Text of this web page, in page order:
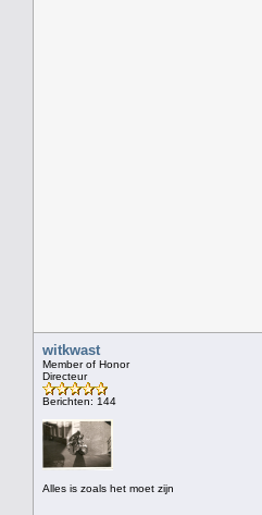
witkwast
Member of Honor
Directeur
Berichten: 144
Alles is zoals het moet zijn